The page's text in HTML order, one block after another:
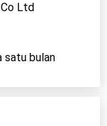
Ltd
satu bulan